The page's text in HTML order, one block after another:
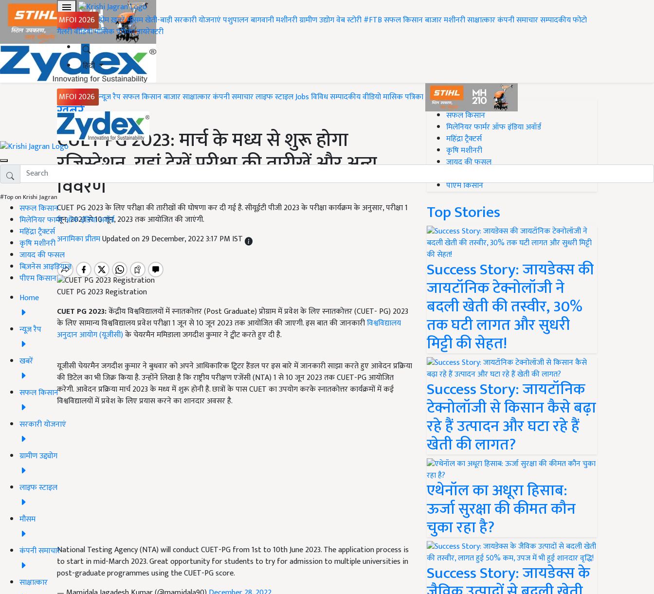
MFOI 2026 होमख़बरेंमौसमखेती-बाड़ीसरकारी योजनाएंपशुपालनबागवानीमशीनरीग्रामीण उद्योगवेब स्टोरी#FTBसफल किसानबाजारमशीनरीसाक्षात्कारकंपनी समाचारसम्पादकीयफोटो
गैलरीवीडियोमासिक पत्रिकाडायरेक्टरी
हिंदी
MFOI 2026 न्यूज़ रैपसफल किसानबाजारसाक्षात्कारकंपनी समाचारलाइफ स्टाइलJobsविविधसम्पादकीयवीडियोमासिक पत्रिका
#Top on Krishi Jagran
सफल किसान
मिलेनियर फार्मर ऑफ इंडिया अवॉर्ड
महिंद्रा ट्रैक्टर्स
कृषि मशीनरी
जायद की फसल
बिज़नेस आइडियाज
पीएम किसान
Home
न्यूज़ रैप
खबरें
सफल किसान
सरकारी योजनाएं
ग्रामीण उद्द्योग
लाइफ स्टाइल
मौसम
कंपनी समाचार
साक्षात्कार
Home
ख़बरें
CUET PG 2023: मार्च के मध्य से शुरू होगा
रजिस्ट्रेशन, यहां देखें परीक्षा की तारीखें और अन्य
विवरण
CUET PG 2023 के लिए परीक्षा की तारीखों की घोषणा कर दी गई है. सीयूईटी पीजी 2023 के परीक्षा कार्यक्रम के अनुसार, परीक्षा 1
जून, 2023 से 10 जून, 2023 तक आयोजित की जाएंगी.
अनामिका प्रीतमUpdated on 29 December, 2022 3:17 PM IST
CUET PG 2023 Registration
CUET PG 2023:केंद्रीय विश्वविद्यालयों में स्नातकोत्तर (Post Graduate) प्रोग्राम में प्रवेश के लिए स्नातकोत्तर (CUET- PG) 2023
के लिए सामान्य विश्वविद्यालय प्रवेश परीक्षा 1 जून से 10 जून 2023 तक आयोजित की जाएगी. इस बात की जानकारीविश्वविद्यालय
अनुदान आयोग (यूजीसी)के चेयरमैन ममिडाला जगदीश कुमार ने ट्वीट करते हुए दी है.
यूजीसी चेयरमैन जगदीश कुमार ने बुधवार को अपने आधिकारिक ट्विटर हैंडल पर इस बारे में जानकारी साझा करते हुए आवेदन प्रक्रिया
की डिटेल का भी जिक्र किया है. उन्होंने लिखा है कि राष्ट्रीय परीक्षण एजेंसी (NTA) 1 से 10 जून 2023 तक CUET-PG आयोजित
करेगी. आवेदन प्रक्रिया मार्च 2023 के मध्य में शुरू होनी है. छात्रों के पास CUET का उपयोग करके स्नातकोत्तर कार्यक्रमों में कई
विश्वविद्यालयों में प्रवेश के लिए प्रयास करने का शानदार अवसर है.
National Testing Agency (NTA) will conduct CUET-PG from 1st to 10th June 2023. The application process is
to start in mid-March 2023. Great opportunity for students to try for admission to multiple universities in
post-graduate programmes using the CUET-PG score.
#Top on Krishi Jagran
सफल किसान
मिलेनियर फार्मर ऑफ इंडिया अवॉर्ड
महिंद्रा ट्रैक्टर्स
कृषि मशीनरी
जायद की फसल
पीएम किसान
Top Stories
Success Story: जायडेक्स की
जायटॉनिक टेक्नोलॉजी ने
बदली खेती की तस्वीर, 30%
तक घटी लागत और सुधरी
मिट्टी की सेहत!
Success Story: जायटॉनिक
टेक्नोलॉजी से किसान कैसे बढ़ा
रहे हैं उत्पादन और घटा रहे हैं
खेती की लागत?
एथेनॉल का अधूरा हिसाब:
ऊर्जा सुरक्षा की कीमत कौन
चुका रहा है?
Success Story: जायडेक्स के